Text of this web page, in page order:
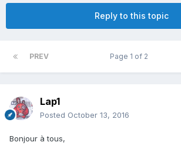
Reply to this topic
PREV Page 1 of 2
Lap1
Posted October 13, 2016
Bonjour à tous,